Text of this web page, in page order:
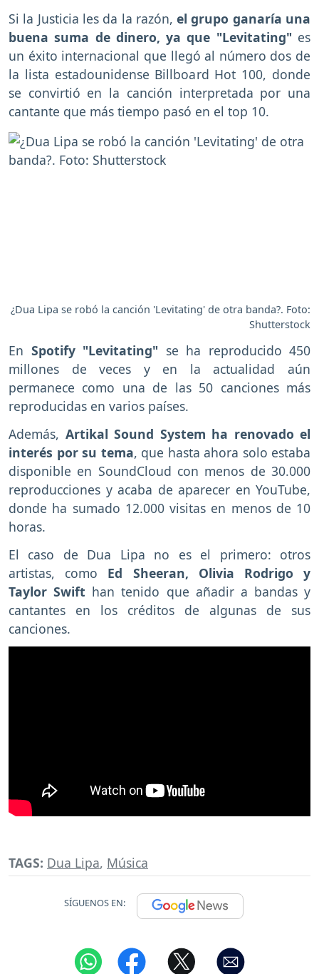
Si la Justicia les da la razón,el grupo ganaría una
buena suma de dinero, ya que "Levitating" es
un éxito internacional que llegó al número dos de
la lista estadounidense Billboard Hot 100, donde
se convirtió en la canción interpretada por una
cantante que más tiempo pasó en el top 10.
¿Dua Lipa se robó la canción 'Levitating' de otra banda?. Foto:
Shutterstock
En Spotify "Levitating" se ha reproducido 450
millones de veces y en la actualidad aún
permanece como una de las 50 canciones más
reproducidas en varios países.
Además, Artikal Sound System ha renovado el
interés por su tema, que hasta ahora solo estaba
disponible en SoundCloud con menos de 30.000
reproducciones y acaba de aparecer en YouTube,
donde ha sumado 12.000 visitas en menos de 10
horas.
El caso de Dua Lipa no es el primero: otros
artistas, como Ed Sheeran, Olivia Rodrigo y
Taylor Swift han tenido que añadir a bandas y
cantantes en los créditos de algunas de sus
canciones.
TAGS: Dua Lipa, Música
SÍGUENOS EN: